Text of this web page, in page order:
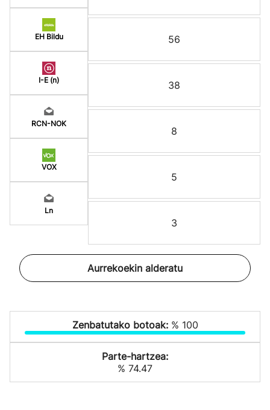
EH Bildu
I-E (n)
RCN-NOK
VOX
Ln
56
38
8
5
3
Aurrekoekin alderatu
Zenbatutako botoak: % 100
Parte-hartzea:
% 74.47